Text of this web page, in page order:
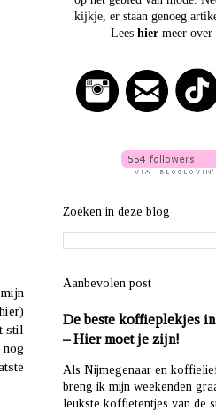
hier)
stil
kijkje, er staan genoeg
Lees hier meer over
Zoeken in deze blog
Aanbevolen post
De beste koffieplekjes
– Hier moet je zijn!
Als Nijmegenaar en
breng ik mijn weekenden
leukste koffietentjes van de